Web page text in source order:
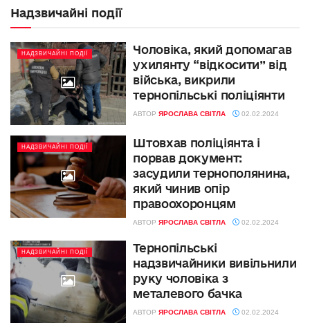
Надзвичайні події
НАДЗВИЧАЙНІ ПОДІЇ
Чоловіка, який допомагав
ухилянту “відкосити” від
війська, викрили
тернопільські поліціянти
АВТОР ЯРОСЛАВА СВІТЛА 02.02.2024
НАДЗВИЧАЙНІ ПОДІЇ
Штовхав поліціянта і
порвав документ:
засудили тернополянина,
який чинив опір
правоохоронцям
АВТОР ЯРОСЛАВА СВІТЛА 02.02.2024
НАДЗВИЧАЙНІ ПОДІЇ
Тернопільські
надзвичайники вивільнили
руку чоловіка з
металевого бачка
АВТОР ЯРОСЛАВА СВІТЛА 02.02.2024